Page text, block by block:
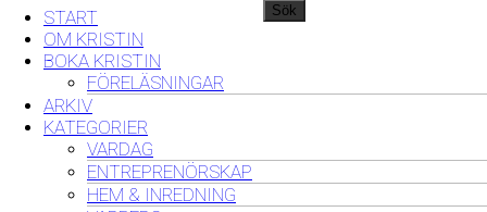
START
OM KRISTIN
BOKA KRISTIN
FÖRELÄSNINGAR
ARKIV
KATEGORIER
VARDAG
ENTREPRENÖRSKAP
HEM & INREDNING
Sök